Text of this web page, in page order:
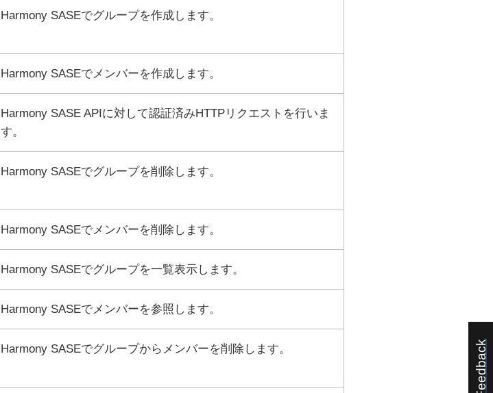
Feedback
Harmony SASEでグループを作成します。
Harmony SASEでメンバーを作成します。
Harmony SASEAPIに対して認証済みHTTPリクエストを行いま
す。
Harmony SASEでグループを削除します。
Harmony SASEでメンバーを削除します。
Harmony SASEでグループを一覧表示します。
Harmony SASEでメンバーを参照します。
Harmony SASEでグループからメンバーを削除します。